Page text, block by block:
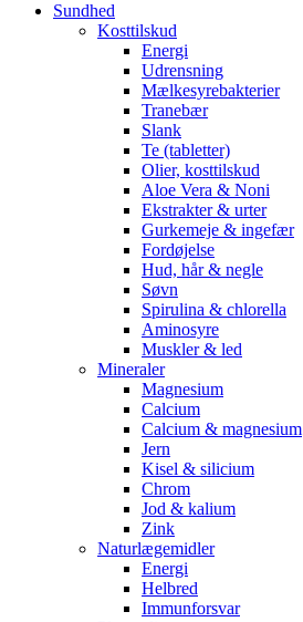
Sundhed
Kosttilskud
Energi
Udrensning
Mælkesyrebakterier
Tranebær
Slank
Te (tabletter)
Olier, kosttilskud
Aloe Vera & Noni
Ekstrakter & urter
Gurkemeje & ingefær
Fordøjelse
Hud, hår & negle
Søvn
Spirulina & chlorella
Aminosyre
Muskler & led
Mineraler
Magnesium
Calcium
Calcium & magnesium
Jern
Kisel & silicium
Chrom
Jod & kalium
Zink
Naturlægemidler
Energi
Helbred
Immunforsvar